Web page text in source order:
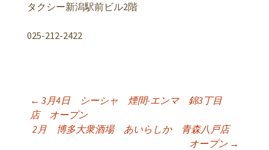
タクシー新潟駅前ビル2階
025-212-2422
投稿ナビゲーショ
← 3月4日 シーシャ 煙間-エンマ 錦3丁目
店 オープン
2月 博多大衆酒場 あいらしか 青森八戸店
オープン →